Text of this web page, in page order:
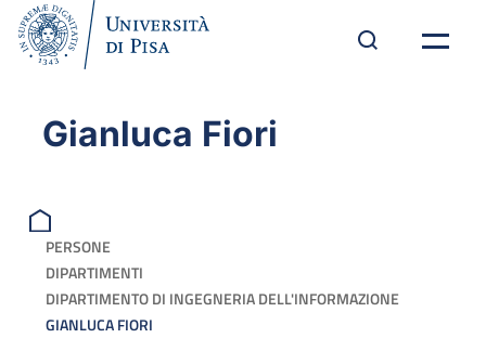
Gianluca Fiori
PERSONE
DIPARTIMENTI
DIPARTIMENTO DI INGEGNERIA DELL'INFORMAZIONE
GIANLUCA FIORI